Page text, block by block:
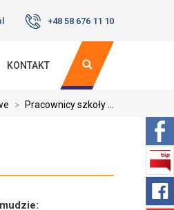
+48 58 676 11 10
KONTAKT
> Pracownicy szkoły ...